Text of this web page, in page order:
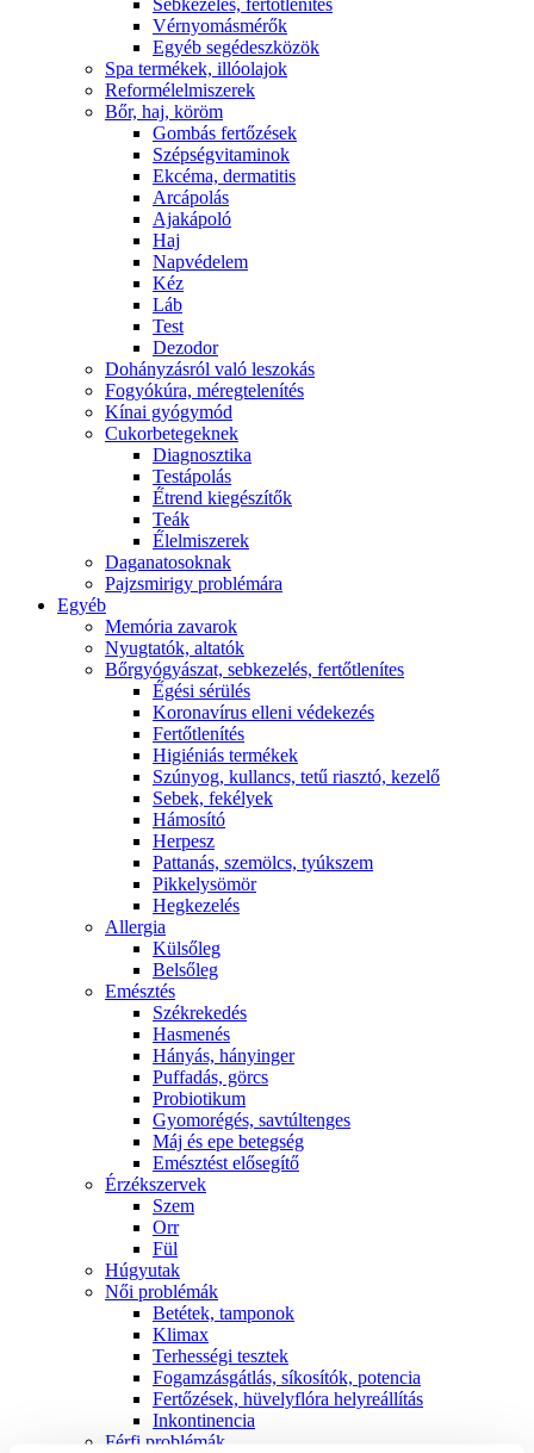
Sebkezelés, fertőtlenítés
Vérnyomásmérők
Egyéb segédeszközök
Spa termékek, illóolajok
Reformélelmiszerek
Bőr, haj, köröm
Gombás fertőzések
Szépségvitaminok
Ekcéma, dermatitis
Arcápolás
Ajakápoló
Haj
Napvédelem
Kéz
Láb
Test
Dezodor
Dohányzásról való leszokás
Fogyókúra, méregtelenítés
Kínai gyógymód
Cukorbetegeknek
Diagnosztika
Testápolás
É́trend kiegészítők
Teák
É́lelmiszerek
Daganatosoknak
Pajzsmirigy problémára
Egyéb
Memória zavarok
Nyugtatók, altatók
Bőrgyógyászat, sebkezelés, fertőtlenítes
É́gési sérülés
Koronavírus elleni védekezés
Fertőtlenítés
Higiéniás termékek
Szúnyog, kullancs, tetű riasztó, kezelő
Sebek, fekélyek
Hámosító
Herpesz
Pattanás, szemölcs, tyúkszem
Pikkelysömör
Hegkezelés
Allergia
Külsőleg
Belsőleg
Emésztés
Székrekedés
Hasmenés
Hányás, hányinger
Puffadás, görcs
Probiotikum
Gyomorégés, savtúltenges
Máj és epe betegség
Emésztést elősegítő
Érzékszervek
Szem
Orr
Fül
Húgyutak
Női problémák
Betétek, tamponok
Klimax
Terhességi tesztek
Fogamzásgátlás, síkosítók, potencia
Fertőzések, hüvelyflóra helyreállítás
Inkontinencia
Férfi problémák